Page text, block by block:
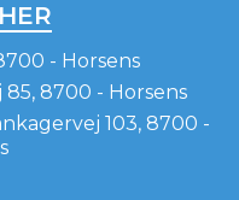
- Horsens
8700 - Horsens
103, 8700 -